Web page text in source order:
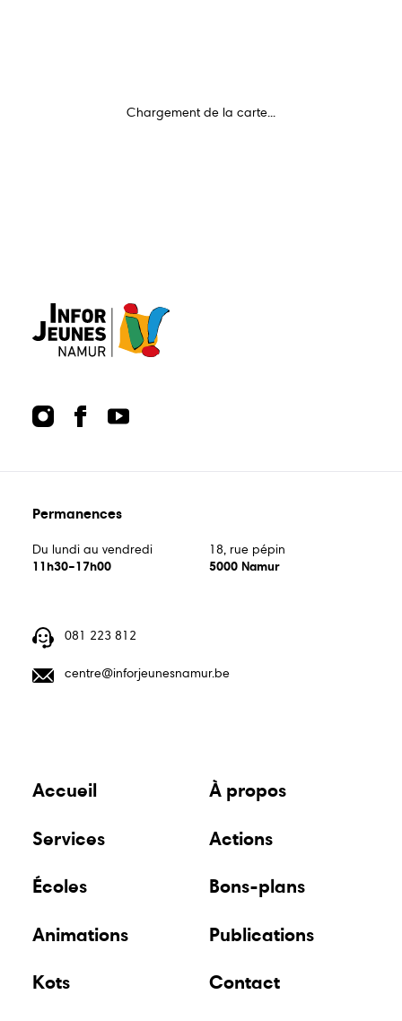
Chargement de la carte...
081 223 812
centre@inforjeunesnamur.be
Permanences
Du lundi au vendredi
11h30–17h00
18, rue pépin
5000 Namur
Accueil À propos
Services Actions
Écoles Bons-plans
Animations Publications
Kots Contact
écoles